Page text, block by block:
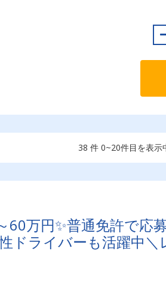
38 件 0~20件目を表示
60万円✨普通免許で応
ドライバーも活躍中＼